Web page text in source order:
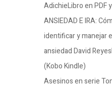
AdichieLibro en PDF
ANSIEDAD E IRA:
identificar y manejar
ansiedad David
(Kobo Kindle)
Asesinos en serie